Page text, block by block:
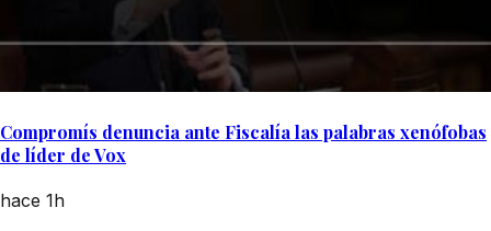
Compromís denuncia ante Fiscalía las palabras xenófobas
de líder de Vox
hace 1h